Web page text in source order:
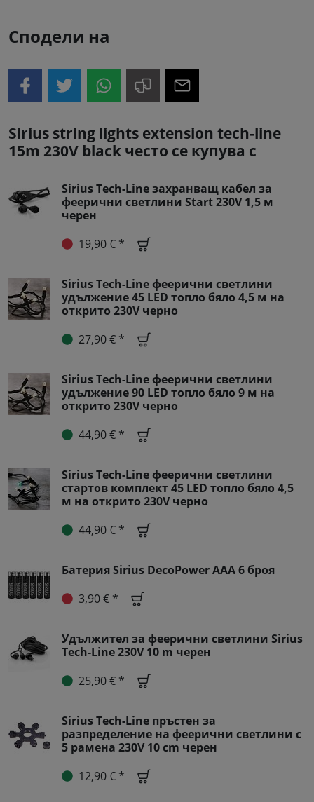
Сподели на
Sirius string lights extension tech-line
15m 230V black често се купува с
Sirius Tech-Line захранващ кабел за
феерични светлини Start 230V 1,5 м
черен
19,90 € *
Sirius Tech-Line феерични светлини
удължение 45 LED топло бяло 4,5 м на
открито 230V черно
27,90 € *
Sirius Tech-Line феерични светлини
удължение 90 LED топло бяло 9 м на
открито 230V черно
44,90 € *
Sirius Tech-Line феерични светлини
стартов комплект 45 LED топло бяло 4,5
м на открито 230V черно
44,90 € *
Батерия Sirius DecoPower AAA 6 броя
3,90 € *
Удължител за феерични светлини Sirius
Tech-Line 230V 10 m черен
25,90 € *
Sirius Tech-Line пръстен за
разпределение на феерични светлини с
5 рамена 230V 10 cm черен
12,90 € *